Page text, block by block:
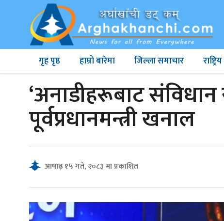
गृह पृष्ठ हाम्रो बारेमा जिल्ला समाचार
‘अनाडीहरूबाट
पूर्वप्रधानमन्त्री खनाल
आषाढ़ १५ गते, २०८३ मा प्रकाशित